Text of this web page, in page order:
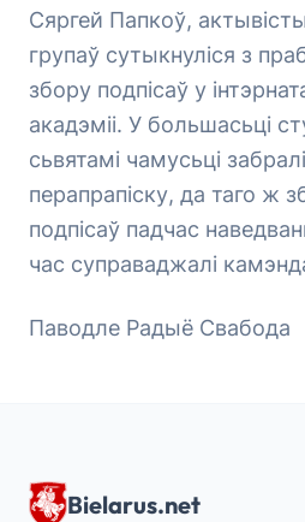
Сяргей Папкоў,
групаў сутыкнуліся з
збору подпісаў у
акадэміі. У большасьці
сьвятамі чамусьці
перапрапіску, да таго ж
подпісаў падчас
час суправаджалі
Паводле Радыё Свабода
Bielarus.net